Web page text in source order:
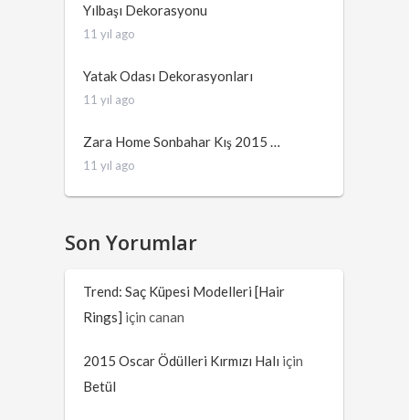
Yılbaşı Dekorasyonu
11 yıl ago
Yatak Odası Dekorasyonları
11 yıl ago
Zara Home Sonbahar Kış 2015 …
11 yıl ago
Son Yorumlar
Trend: Saç Küpesi Modelleri [Hair
Rings] içincanan
2015 Oscar Ödülleri Kırmızı Halı için
Betül